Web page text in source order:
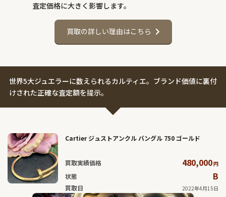
査定価格に大きく影響します。
買取の詳しい理由はこちら
世界5大ジュエラーに数えられるカルティエ。ブランド価値に裏付
けされた正確な査定額を提示。
Cartier ジュストアンクル バングル 750 ゴールド
買取実績価格 480,000円
状態 B
買取日 2022年4月15日